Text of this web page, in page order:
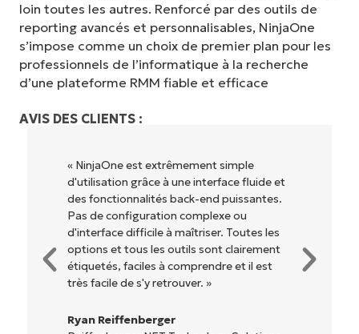
loin toutes les autres. Renforcé par des outils de
reporting avancés et personnalisables, NinjaOne
s’impose comme un choix de premier plan pour les
professionnels de l’informatique à la recherche
d’une plateforme RMM fiable et efficace
AVIS DES CLIENTS :
« NinjaOne est extrêmement simple
d'utilisation grâce à une interface fluide et
des fonctionnalités back-end puissantes.
Pas de configuration complexe ou
d'interface difficile à maîtriser. Toutes les
options et tous les outils sont clairement
étiquetés, faciles à comprendre et il est
très facile de s'y retrouver. »
Ryan Reiffenberger